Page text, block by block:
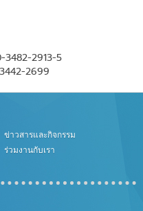
3482-2913-5
2699
ข่าวสารและกิจกรรม
ร่วมงานกับเรา